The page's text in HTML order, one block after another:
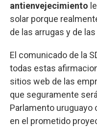
antienvejecimiento
solar porque
de las arrugas y de
El comunicado de la
todas estas
sitios web de las
que seguramente
Parlamento uruguayo
en el prometido